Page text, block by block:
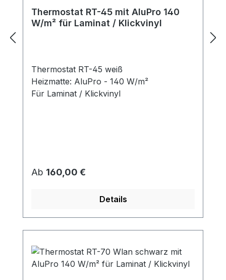
Thermostat RT-45 mit AluPro 140
W/m² für Laminat / Klickvinyl
Thermostat RT-45 weiß
Heizmatte: AluPro - 140 W/m²
Für Laminat / Klickvinyl
Regulärer Preis:
Ab 160,00 €
Details